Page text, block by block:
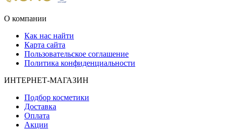
О компании
Как нас найти
Карта сайта
Пользовательское соглашение
Политика конфиденциальности
ИНТЕРНЕТ-МАГАЗИН
Подбор косметики
Доставка
Оплата
Акции